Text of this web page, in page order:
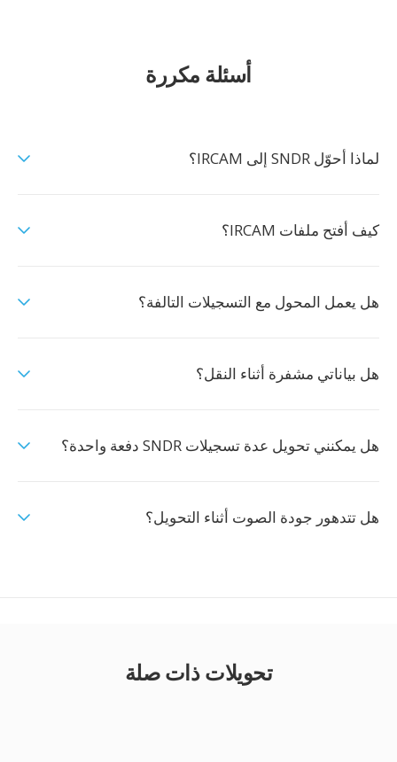
أسئلة مكررة
لماذا أحوّل SNDR إلى IRCAM؟
كيف أفتح ملفات IRCAM؟
هل يعمل المحول مع التسجيلات التالفة؟
هل بياناتي مشفرة أثناء النقل؟
هل يمكنني تحويل عدة تسجيلات SNDR دفعة واحدة؟
هل تتدهور جودة الصوت أثناء التحويل؟
تحويلات ذات صلة